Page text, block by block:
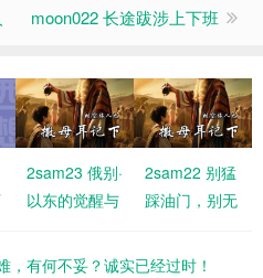
moon022 长途跋涉上下班
2sam23 俄别·
以东的觉醒与
2sam22 别猛
踩油门，别无
神同行
有何不妥？诚实已经过时！